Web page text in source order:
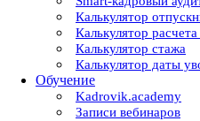
Калькулятор
Калькулятор
Калькулятор стажа
Калькулятор даты
Обучение
Kadrovik.academy
Записи вебинаров